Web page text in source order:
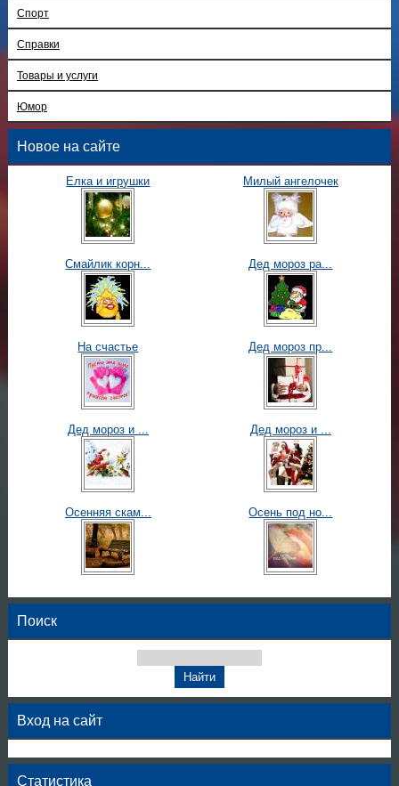
Спорт
Справки
Товары и услуги
Юмор
Новое на сайте
Елка и игрушки Милый ангелочек
Смайлик корн... Дед мороз ра...
На счастье Дед мороз пр...
Дед мороз и ... Дед мороз и ...
Осенняя скам... Осень под но...
Поиск
Вход на сайт
Статистика